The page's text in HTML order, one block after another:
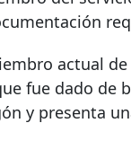
actual
fue dado de
y presenta